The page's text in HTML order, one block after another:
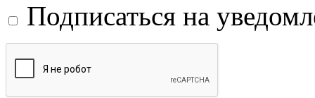
Подписаться на